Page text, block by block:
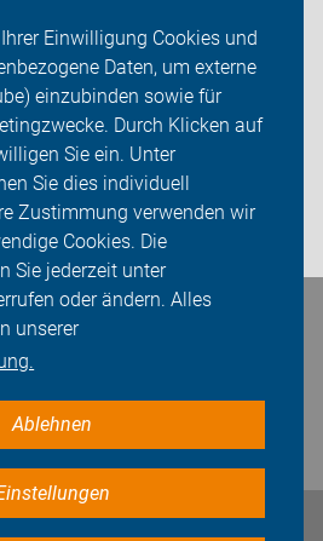
Einwilligung Cookies und
Daten, um externe
einzubinden sowie für
Durch Klicken auf
Sie ein. Unter
Sie dies individuell
Zustimmung verwenden wir
Cookies. Die
Sie jederzeit unter
oder ändern. Alles
unserer
Ablehnen